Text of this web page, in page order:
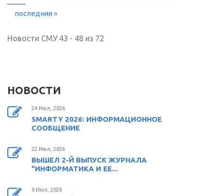
последняя »
Новости СМУ 43 - 48 из 72
НОВОСТИ
24 Июл, 2026
SMARTY 2026: ИНФОРМАЦИОННОЕ
СООБЩЕНИЕ
22 Июл, 2026
ВЫШЕЛ 2-Й ВЫПУСК ЖУРНАЛА
"ИНФОРМАТИКА И ЕЕ...
9 Июл, 2026